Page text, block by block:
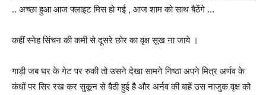
.. अच्छा हुआ आज फ्लाइट मिस हो गई , आज शाम को साथ बैठेंगे …
कहीं स्नेह सिंचन की कमी से दूसरे छोर का वृक्ष सूख ना जाये ।
गाड़ी जब घर के गेट पर रुकी तो उसने देखा सामने निष्ठा अपने मित्र अर्णव के
कंधों पर सिर रख कर सुकून से बैठी हुई है और अर्नव की बाहें उस नाजुक वृक्ष को